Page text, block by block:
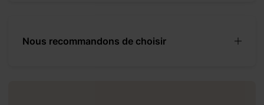
Nous recommandons de choisir